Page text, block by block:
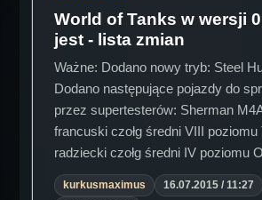
World of Tanks w wersji
jest - lista zmian
Ważne: Dodano nowy tryb: Steel
Dodano następujące pojazdy do
przez supertesterów: Sherman
francuski czołg średni VIII poziomu
radziecki czołg średni IV poziomu
kurkusmaximus 16.07.2015 / 11:27